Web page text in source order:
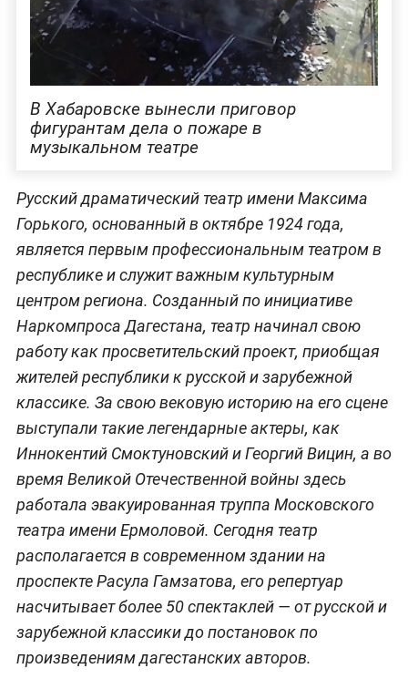
В Хабаровске вынесли приговор
фигурантам дела о пожаре в
музыкальном театре
Русский драматический театр имени Максима
Горького, основанный в октябре 1924 года,
является первым профессиональным театром в
республике и служит важным культурным
центром региона. Созданный по инициативе
Наркомпроса Дагестана, театр начинал свою
работу как просветительский проект, приобщая
жителей республики к русской и зарубежной
классике. За свою вековую историю на его сцене
выступали такие легендарные актеры, как
Иннокентий Смоктуновский и Георгий Вицин, а во
время Великой Отечественной войны здесь
работала эвакуированная труппа Московского
театра имени Ермоловой. Сегодня театр
располагается в современном здании на
проспекте Расула Гамзатова, его репертуар
насчитывает более 50 спектаклей — от русской и
зарубежной классики до постановок по
произведениям дагестанских авторов.